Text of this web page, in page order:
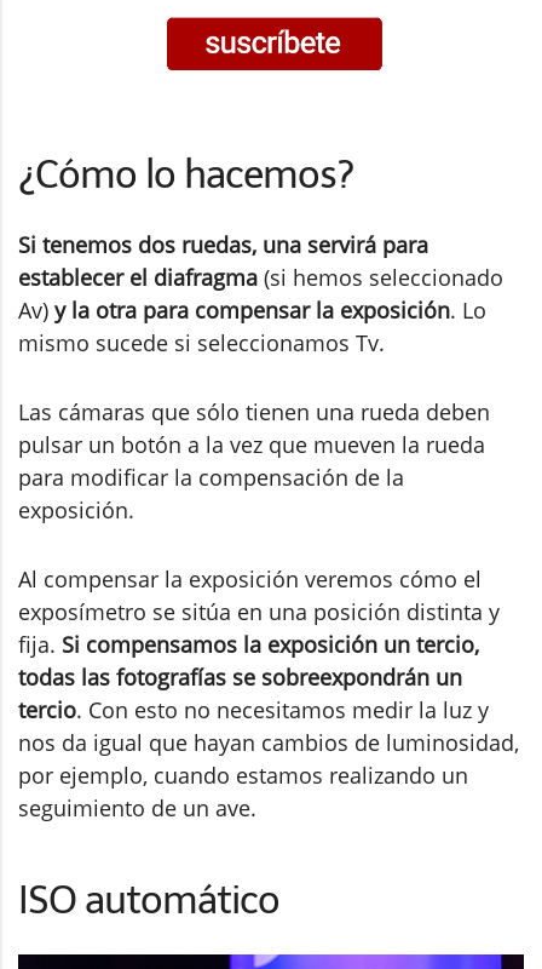
¿Cómo lo hacemos?
Si tenemos dos ruedas, una servirá para
establecer el diafragma (si hemos seleccionado
Av) y la otra para compensar la exposición. Lo
mismo sucede si seleccionamos Tv.
Las cámaras que sólo tienen una rueda deben
pulsar un botón a la vez que mueven la rueda
para modificar la compensación de la
exposición.
Al compensar la exposición veremos cómo el
exposímetro se sitúa en una posición distinta y
fija. Si compensamos la exposición un tercio,
todas las fotografías se sobreexpondrán un
tercio. Con esto no necesitamos medir la luz y
nos da igual que hayan cambios de luminosidad,
por ejemplo, cuando estamos realizando un
seguimiento de un ave.
ISO automático